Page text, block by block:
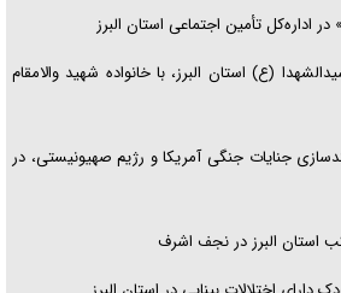
اداره‌کل تأمین اجتماعی استان البرز
(ع) استان البرز، با خانواده شهید والامقام
جنایات جنگی آمریکا و رژیم صهیونیستی، در
استان البرز در نجف اشرف